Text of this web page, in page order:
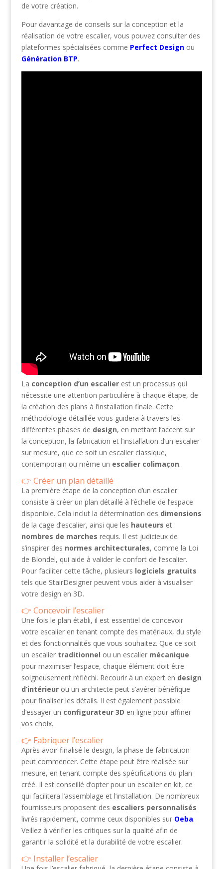
de votre création.
Pour davantage de conseils sur la conception et la
réalisation de votre escalier, vous pouvez consulter des
plateformes spécialisées comme Perfect Designou
Génération BTP.
La conception d’un escalierest un processus qui
nécessite une attention particulière à chaque étape, de
la création des plans à l’installation finale. Cette
méthodologie détaillée vous guidera à travers les
différentes phases de design, en mettant l’accent sur
la conception, la fabrication et l’installation d’un escalier
sur mesure, que ce soit un escalier classique,
contemporain ou même un escalier colimaçon.
Créer un plan détaillé
La première étape de la conception d’un escalier
consiste à créer un plan détaillé à l’échelle de l’espace
disponible. Cela inclut la détermination des dimensions
de la cage d’escalier, ainsi que les hauteurs et
nombres de marches requis. Il est judicieux de
s’inspirer des normes architecturales, comme la Loi
de Blondel, qui aide à valider le confort de l’escalier.
Pour faciliter cette tâche, plusieurs logiciels gratuits
tels que StairDesigner peuvent vous aider à visualiser
votre design en 3D.
Concevoir l’escalier
Une fois le plan établi, il est essentiel de concevoir
votre escalier en tenant compte des matériaux, du style
et des fonctionnalités que vous souhaitez. Que ce soit
un escalier traditionnel ou un escalier mécanique
pour maximiser l’espace, chaque élément doit être
soigneusement réfléchi. Recourir à un expert en design
d’intérieurou un architecte peut s’avérer bénéfique
pour finaliser les détails. Il est également possible
d’essayer un configurateur 3D en ligne pour affiner
vos choix.
Fabriquer l’escalier
Après avoir finalisé le design, la phase de fabrication
peut commencer. Cette étape peut être réalisée sur
mesure, en tenant compte des spécifications du plan
créé. Il est conseillé d’opter pour un escalier en kit, ce
qui facilitera l’assemblage et l’installation. De nombreux
fournisseurs proposent des escaliers personnalisés
livrés rapidement, comme ceux disponibles sur Oeba.
Veillez à vérifier les critiques sur la qualité afin de
garantir la solidité et la durabilité de votre escalier.
Installer l’escalier